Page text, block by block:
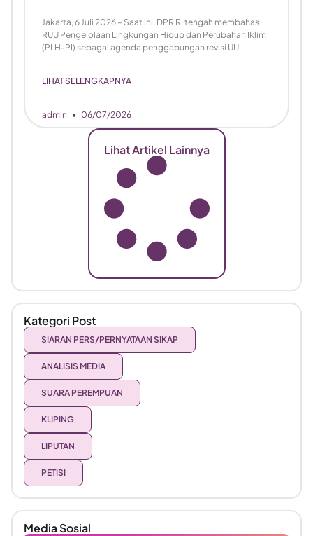
Jakarta, 6 Juli 2026 – Saat ini, DPR RI tengah membahas
RUU Pengelolaan Lingkungan Hidup dan Perubahan Iklim
(PLH-PI) sebagai agenda penggabungan revisi UU
LIHAT SELENGKAPNYA
admin 06/07/2026
Lihat Artikel Lainnya
Kategori Post
SIARAN PERS/PERNYATAAN SIKAP
ANALISIS MEDIA
SUARA PEREMPUAN
KLIPING
LIPUTAN
PETISI
Media Sosial